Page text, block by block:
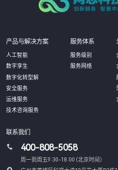
产品与解决方案
人工智能
数字孪生
数字化转型解
安全服务
运维服务
技术咨询服务
服务体系
服务级别
服务网络
联系我们
400-808-5058
周一到周五9:30-18:00 (北京时间）